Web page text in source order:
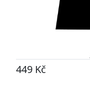
449 Kč